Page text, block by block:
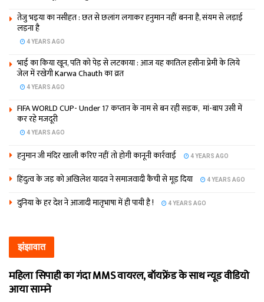
तेजु भइया का नसीहत : छत से छलांग लगाकर हनुमान नहीं बनना है, संयम से लड़ाई
लड़ना है
4 YEARS AGO
भाई का किया खून, पति को पेड़ से लटकाया : आज यह कातिल हसीना प्रेमी के लिये
जेल में रखेगी Karwa Chauth का व्रत
4 YEARS AGO
FIFA WORLD CUP- Under 17 कप्‍तान के नाम से बन रही सड़क, मां-बाप उसी में
कर रहे मजदूरी
4 YEARS AGO
हनुमान जी मंदिर खाली करिए नहीं तो होगी कानूनी कार्रवाई 4 YEARS AGO
हिंदुत्व के जड़ को अखिलेश यादव ने समाजवादी कैंची से मूड़ दिया 4 YEARS AGO
दुनिया के हर देश ने आजादी मातृभाषा में ही पायी है ! 4 YEARS AGO
झंझावात
महिला सिपाही का गंदा MMS वायरल, बॉयफ्रेंड के साथ न्यूड वीडियो
आया सामने